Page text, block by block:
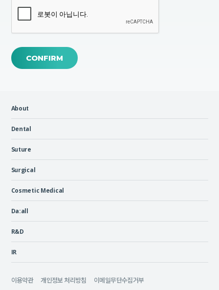
CONFIRM
About
Dental
Suture
Surgical
Cosmetic Medical
Da:all
R&D
IR
이용약관 개인정보 처리방침 이메일무단수집거부